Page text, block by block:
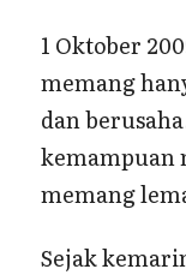
1 Oktober
memang
dan
kemampuan
memang
Sejak